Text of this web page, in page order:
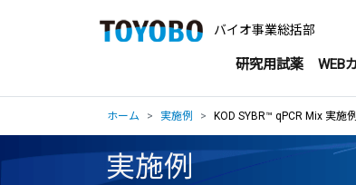
バイオ事業総括部
研究用試薬 WEB
ホーム 実施例 KOD SYBR™ qPCR Mix 実
実施例